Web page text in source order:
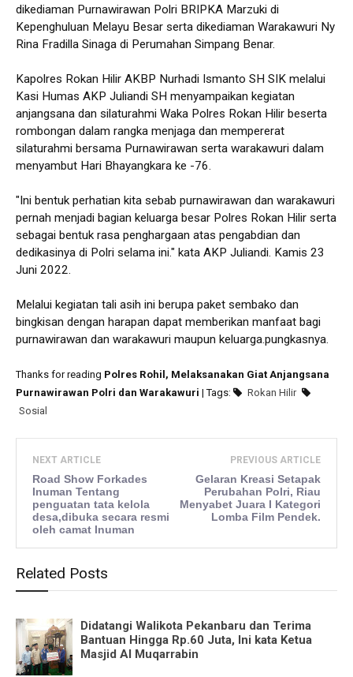
dikediaman Purnawirawan Polri BRIPKA Marzuki di
Kepenghuluan Melayu Besar serta dikediaman Warakawuri Ny
Rina Fradilla Sinaga di Perumahan Simpang Benar.
Kapolres Rokan Hilir AKBP Nurhadi Ismanto SH SIK melalui
Kasi Humas AKP Juliandi SH menyampaikan kegiatan
anjangsana dan silaturahmi Waka Polres Rokan Hilir beserta
rombongan dalam rangka menjaga dan mempererat
silaturahmi bersama Purnawirawan serta warakawuri dalam
menyambut Hari Bhayangkara ke -76.
"Ini bentuk perhatian kita sebab purnawirawan dan warakawuri
pernah menjadi bagian keluarga besar Polres Rokan Hilir serta
sebagai bentuk rasa penghargaan atas pengabdian dan
dedikasinya di Polri selama ini." kata AKP Juliandi. Kamis 23
Juni 2022.
Melalui kegiatan tali asih ini berupa paket sembako dan
bingkisan dengan harapan dapat memberikan manfaat bagi
purnawirawan dan warakawuri maupun keluarga.pungkasnya.
Thanks for reading Polres Rohil, Melaksanakan Giat Anjangsana
Purnawirawan Polri dan Warakawuri | Tags:
Rokan Hilir
Sosial
NEXT ARTICLE
Road Show Forkades
Inuman Tentang
penguatan tata kelola
desa,dibuka secara resmi
oleh camat Inuman
PREVIOUS ARTICLE
Gelaran Kreasi Setapak
Perubahan Polri, Riau
Menyabet Juara I Kategori
Lomba Film Pendek.
Related Posts
Didatangi Walikota Pekanbaru dan Terima
Bantuan Hingga Rp.60 Juta, Ini kata Ketua
Masjid Al Muqarrabin